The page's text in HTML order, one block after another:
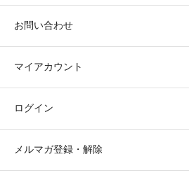
お問い合わせ
マイアカウント
ログイン
メルマガ登録・解除